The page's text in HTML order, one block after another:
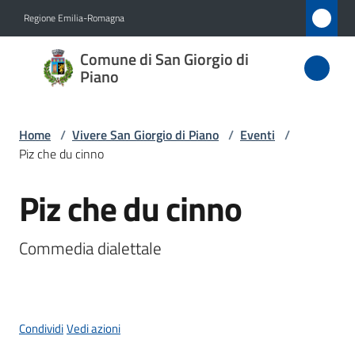
Regione Emilia-Romagna
Comune di San Giorgio di
Piano
Comune
di San
di Piano
Amministrazione
Novità
Vivere
Home / Vivere San Giorgio di Piano / Eventi /
Piz che du cinno
Salta al contenuto
Piz che du cinno
Commedia dialettale
CondividiVedi azioni